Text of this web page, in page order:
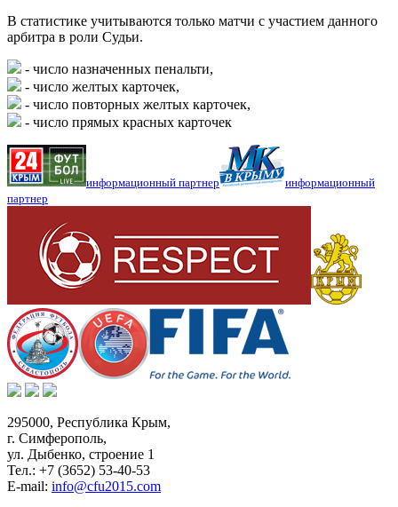
В статистике учитываются только матчи с участием данного
арбитра в роли Судьи.
- число назначенных пенальти,
- число желтых карточек,
- число повторных желтых карточек,
- число прямых красных карточек
информационный партнер
информационный
партнер
295000, Республика Крым,
г. Симферополь,
ул. Дыбенко, строение 1
Тел.: +7 (3652) 53-40-53
E-mail: info@cfu2015.com